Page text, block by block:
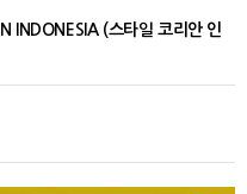
INDONESIA (스타일 코리안 인